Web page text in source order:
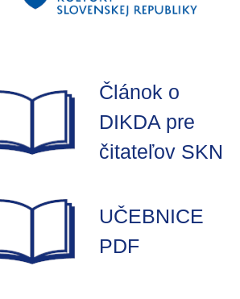
Článok o
DIKDA pre
čitateľov SKN
UČEBNICE
PDF